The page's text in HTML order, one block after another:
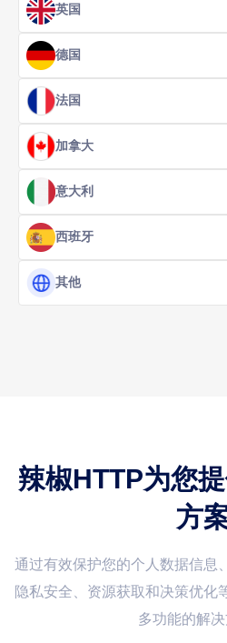
英国
德国
法国
加拿大
意大利
西班牙
其他
辣椒HTTP为您
方
通过有效保护您的个人数据信息
隐私安全、资源获取和决策优化
多功能的解决